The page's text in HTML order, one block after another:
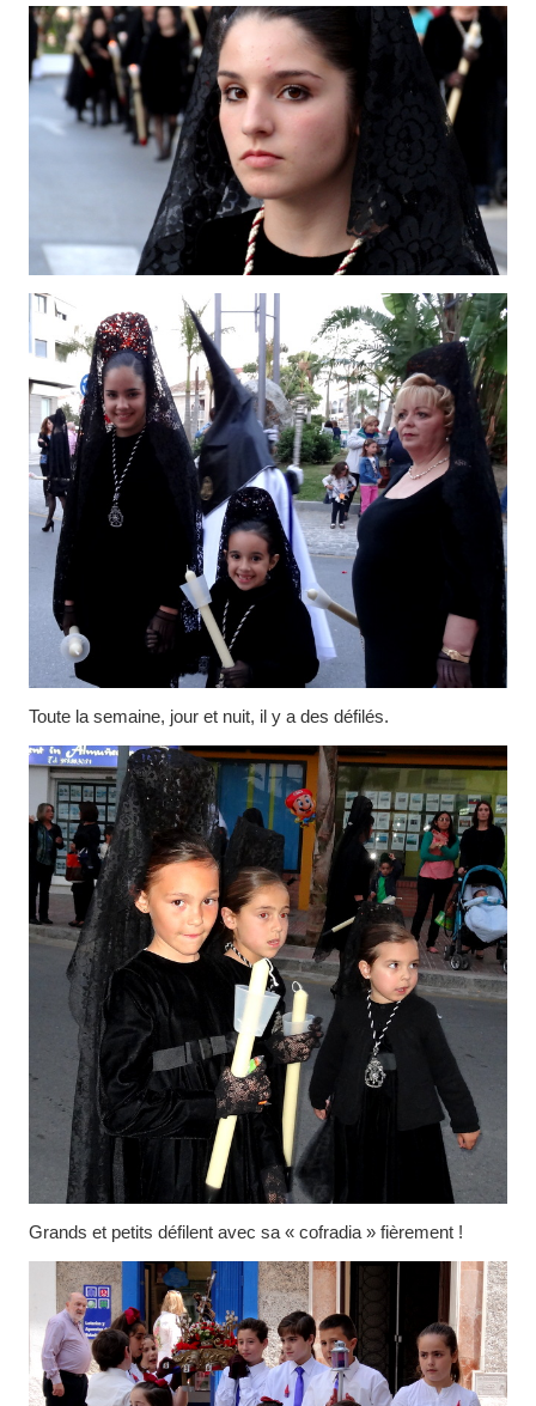
Toute la semaine, jour et nuit, il y a des défilés.
Grands et petits défilent avec sa « cofradia » fièrement !